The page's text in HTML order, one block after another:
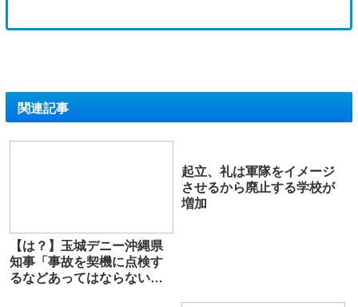
関連記事
【は？】玉城デニー沖縄県
知事「事故を契機に点検す
るなどあってはならない」
起立、礼は軍隊をイメージ
させるから廃止する学校が
増加